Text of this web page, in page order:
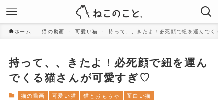
ホーム 猫の動画 可愛い猫 持って、、きたよ！必死顔で紐を運んで
持って、、きたよ！必死顔で紐を運ん
でくる猫さんが可愛すぎ♡
猫の動画 可愛い猫 猫とおもちゃ 面白い猫